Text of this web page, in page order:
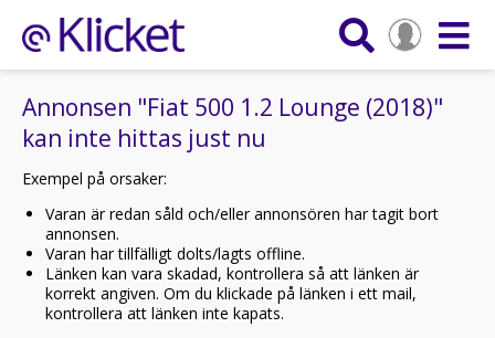
Annonsen "Fiat 500 1.2 Lounge (2018)"
kan inte hittas just nu
Exempel på orsaker:
Varan är redan såld och/eller annonsören har tagit bort
annonsen.
Varan har tillfälligt dolts/lagts offline.
Länken kan vara skadad, kontrollera så att länken är
korrekt angiven. Om du klickade på länken i ett mail,
kontrollera att länken inte kapats.